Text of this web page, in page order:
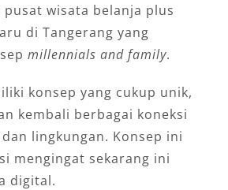
wisata belanja plus
di Tangerang yang
millennials and family.
konsep yang cukup unik,
kembali berbagai koneksi
lingkungan. Konsep ini
mengingat sekarang ini
digital.